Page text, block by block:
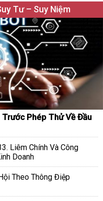
Tư – Suy Niệm
Trước Phép Thử Về Đầu
Liêm Chính Và Công
Doanh
Theo Thông Điệp